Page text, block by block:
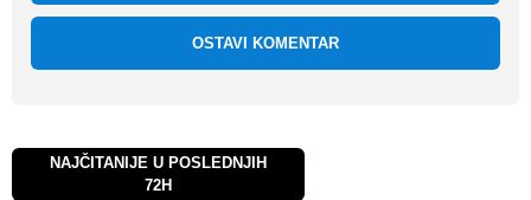
OSTAVI KOMENTAR
NAJČITANIJE U POSLEDNJIH
72H